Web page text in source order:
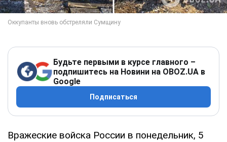
Будьте первыми в курсе главного –
подпишитесь на Новини на OBOZ.UA в
Google
Подписаться
Вражеские войска России в понедельник, 5